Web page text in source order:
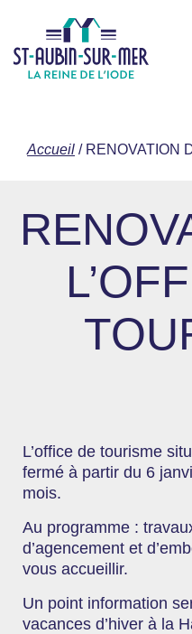
Accueil / RENOVATION
L’office de tourisme
fermé à partir du 6
mois.
Au programme :
d’agencement et
vous accueillir.
Un point information
vacances d’hiver à la